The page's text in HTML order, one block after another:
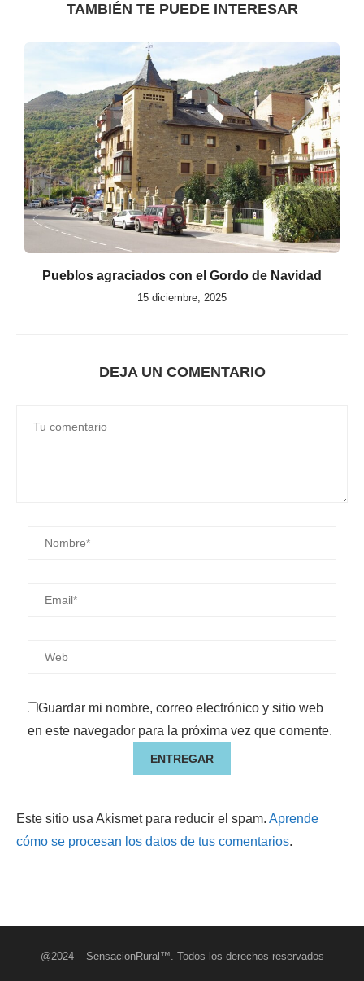
TAMBIÉN TE PUEDE INTERESAR
Pueblos agraciados con el Gordo de Navidad
15 diciembre, 2025
DEJA UN COMENTARIO
Guardar mi nombre, correo electrónico y sitio web
en este navegador para la próxima vez que comente.
Este sitio usa Akismet para reducir el spam. Aprende
cómo se procesan los datos de tus comentarios.
@2024 – SensacionRural™. Todos los derechos reservados